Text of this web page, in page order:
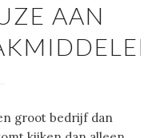
AAN
groot bedrijf dan